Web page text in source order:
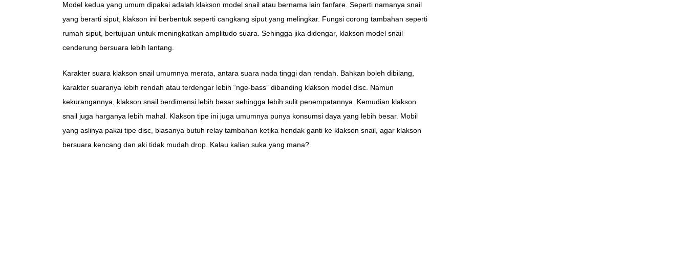
Model kedua yang umum dipakai adalah klakson model snail atau bernama lain fanfare. Seperti namanya snail
yang berarti siput, klakson ini berbentuk seperti cangkang siput yang melingkar. Fungsi corong tambahan seperti
rumah siput, bertujuan untuk meningkatkan amplitudo suara. Sehingga jika didengar, klakson model snail
cenderung bersuara lebih lantang.
Karakter suara klakson snail umumnya merata, antara suara nada tinggi dan rendah. Bahkan boleh dibilang,
karakter suaranya lebih rendah atau terdengar lebih “nge-bass” dibanding klakson model disc. Namun
kekurangannya, klakson snail berdimensi lebih besar sehingga lebih sulit penempatannya. Kemudian klakson
snail juga harganya lebih mahal. Klakson tipe ini juga umumnya punya konsumsi daya yang lebih besar. Mobil
yang aslinya pakai tipe disc, biasanya butuh relay tambahan ketika hendak ganti ke klakson snail, agar klakson
bersuara kencang dan aki tidak mudah drop. Kalau kalian suka yang mana?